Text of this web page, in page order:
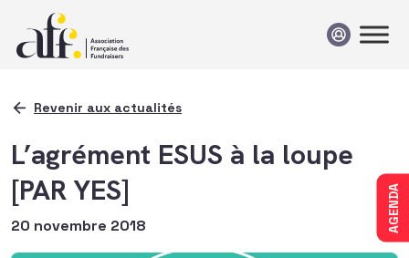
AGENDA
Revenir aux actualités
L’agrément ESUS à la loupe
[PAR YES]
20 novembre 2018